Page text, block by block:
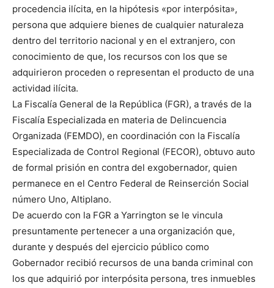
procedencia ilícita, en la hipótesis «por interpósita»,
persona que adquiere bienes de cualquier naturaleza
dentro del territorio nacional y en el extranjero, con
conocimiento de que, los recursos con los que se
adquirieron proceden o representan el producto de una
actividad ilícita.
La Fiscalía General de la República (FGR), a través de la
Fiscalía Especializada en materia de Delincuencia
Organizada (FEMDO), en coordinación con la Fiscalía
Especializada de Control Regional (FECOR), obtuvo auto
de formal prisión en contra del exgobernador, quien
permanece en el Centro Federal de Reinserción Social
número Uno, Altiplano.
De acuerdo con la FGR a Yarrington se le vincula
presuntamente pertenecer a una organización que,
durante y después del ejercicio público como
Gobernador recibió recursos de una banda criminal con
los que adquirió por interpósita persona, tres inmuebles